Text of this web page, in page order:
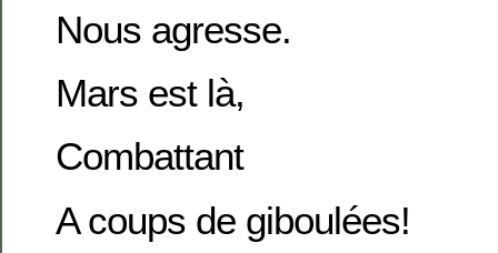
Nous agresse.
Mars est là,
Combattant
A coups de giboulées!